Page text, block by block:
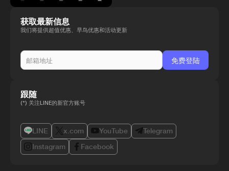
获取最新信息
我们将提供超值优惠、早鸟优惠和活动更新
跟随
(*) 关注LINE的新官方账号
LINE x.com YouTube
Telegram
Instagram
Facebook